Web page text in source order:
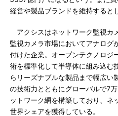
経営や製品ブランドを維持すると
アクシスはネットワーク監視カ
監視カメラ市場においてアナログ
付けた企業。オープンテクノロジ
術を標準化して半導体に組み込む
らリーズナブルな製品まで幅広い
の技術力とともにグローバルで7
ットワーク網を構築しており、ネ
世界シェアを獲得している。